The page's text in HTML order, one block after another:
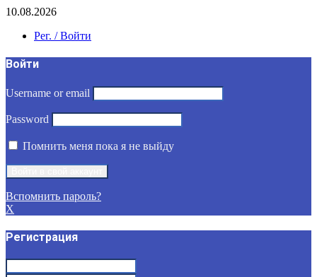
10.08.2026
Рег. / Войти
Войти
Username or email
Password
Помнить меня пока я не выйду
Вспомнить пароль?
X
Регистрация